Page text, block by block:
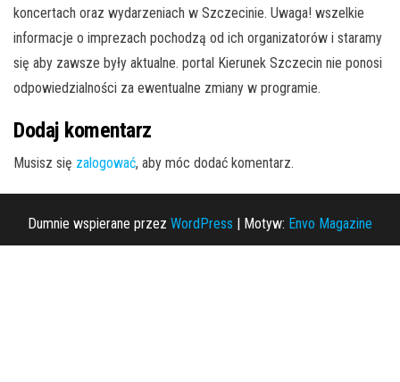
koncertach oraz wydarzeniach w Szczecinie. Uwaga! wszelkie
informacje o imprezach pochodzą od ich organizatorów i staramy
się aby zawsze były aktualne. portal Kierunek Szczecin nie ponosi
odpowiedzialności za ewentualne zmiany w programie.
Dodaj komentarz
Musisz się zalogować, aby móc dodać komentarz.
Dumnie wspierane przez WordPress Motyw: Envo Magazine